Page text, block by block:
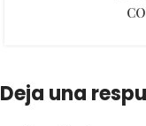
Deja una